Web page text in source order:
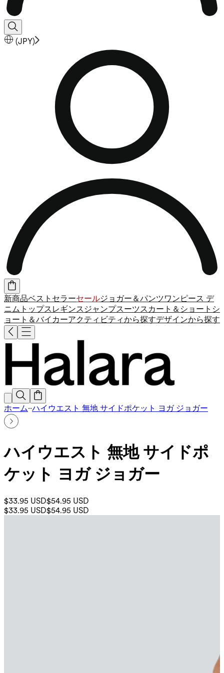
(JPY)
新商品ベストセラーセールジョガー＆パンツワンピース デ
ニム トップス レギンス ジャンプスーツスカート＆ショート シ
ョート＆バイカーアクティビティから探すデザインから探す
ホーム··ハイウエスト 無地 サイドポケット ヨガ ジョガー
ハイウエスト 無地 サイドポ
ケット ヨガ ジョガー
$33.95 USD$54.95 USD
$33.95 USD$54.95 USD